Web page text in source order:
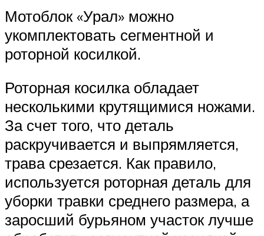
Мотоблок «Урал» можно
укомплектовать сегментной и
роторной косилкой.
Роторная косилка обладает
несколькими крутящимися ножами.
За счет того, что деталь
раскручивается и выпрямляется,
трава срезается. Как правило,
используется роторная деталь для
уборки травки среднего размера, а
заросший бурьяном участок лучше